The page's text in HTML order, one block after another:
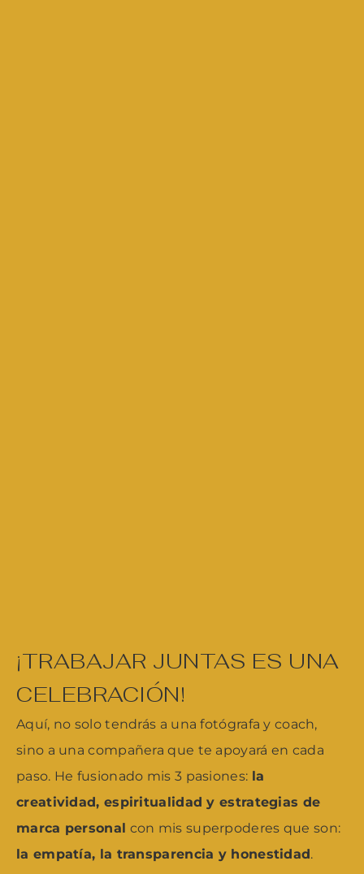
¡TRABAJAR JUNTAS ES UNA
CELEBRACIÓN!
Aquí, no solo tendrás a una fotógrafa y coach,
sino a una compañera que te apoyará en cada
paso. He fusionado mis 3 pasiones: la
creatividad, espiritualidad y estrategias de
marca personal con mis superpoderes que son:
la empatía, la transparencia y honestidad.